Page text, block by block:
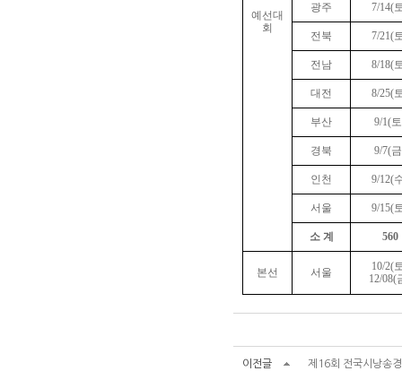
예선대
회
광주 7/14(
전북 7/21(
전남 8/18(
대전 8/25(
부산 9/1(
경북 9/7(
인천 9/12(
서울 9/15(
소 계 560
본선 서울
10/2(
12/08(
이전글 제16회 전국시낭송